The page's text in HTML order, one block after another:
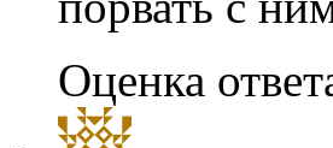
Оценка